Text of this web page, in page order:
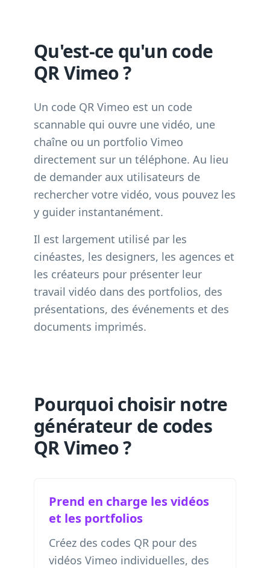
Qu'est-ce qu'un code
QR Vimeo ?
Un code QR Vimeo est un code
scannable qui ouvre une vidéo, une
chaîne ou un portfolio Vimeo
directement sur un téléphone. Au lieu
de demander aux utilisateurs de
rechercher votre vidéo, vous pouvez les
y guider instantanément.
Il est largement utilisé par les
cinéastes, les designers, les agences et
les créateurs pour présenter leur
travail vidéo dans des portfolios, des
présentations, des événements et des
documents imprimés.
Pourquoi choisir notre
générateur de codes
QR Vimeo ?
Prend en charge les vidéos
et les portfolios
Créez des codes QR pour des
vidéos Vimeo individuelles, des